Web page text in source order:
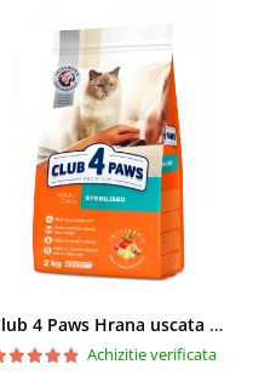
Club 4 Paws Hrana uscata pisici sterilizate, 2kg
Achizitie verificata